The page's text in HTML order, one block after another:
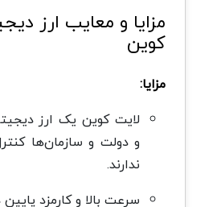
مزایا و معایب ارز
کوین
مزایا:
لایت کوین یک ارز
و دولت و سازمان‌ها
ندارند.
سرعت بالا و کارمزد